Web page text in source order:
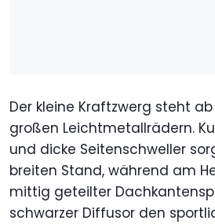
Der kleine Kraftzwerg steht ab
großen Leichtmetallrädern.
und dicke Seitenschweller
breiten Stand, während am
mittig geteilter
schwarzer Diffusor den